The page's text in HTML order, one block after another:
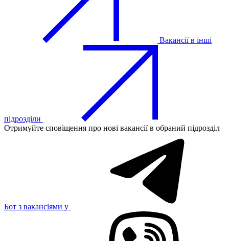
Вакансії в інші
підрозділи
Отримуйте сповіщення про нові вакансії в обраний підрозділ
Бот з вакансіями у